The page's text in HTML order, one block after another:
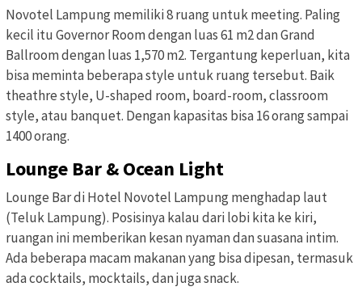
Novotel Lampung memiliki 8 ruang untuk meeting. Paling
kecil itu Governor Room dengan luas 61 m2 dan Grand
Ballroom dengan luas 1,570 m2. Tergantung keperluan, kita
bisa meminta beberapa style untuk ruang tersebut. Baik
theathre style, U-shaped room, board-room, classroom
style, atau banquet. Dengan kapasitas bisa 16 orang sampai
1400 orang.
Lounge Bar & Ocean Light
Lounge Bar di Hotel Novotel Lampung menghadap laut
(Teluk Lampung). Posisinya kalau dari lobi kita ke kiri,
ruangan ini memberikan kesan nyaman dan suasana intim.
Ada beberapa macam makanan yang bisa dipesan, termasuk
ada cocktails, mocktails, dan juga snack.